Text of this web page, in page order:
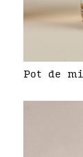
Pot de